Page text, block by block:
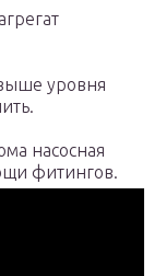
уровня
насосная
фитингов.